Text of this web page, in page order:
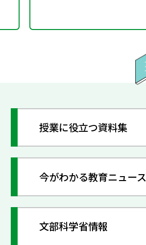
授業に役立つ資料集
今がわかる教育ニュース
文部科学省情報